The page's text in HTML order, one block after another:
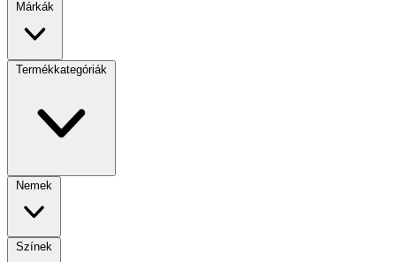
Márkák
Termékkategóriák
Nemek
Színek